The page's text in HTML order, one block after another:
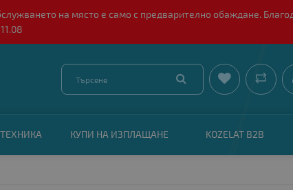
на място е само с предварително обаждане.

КУПИ НА ИЗПЛАЩАНЕ KOZELAT B2B